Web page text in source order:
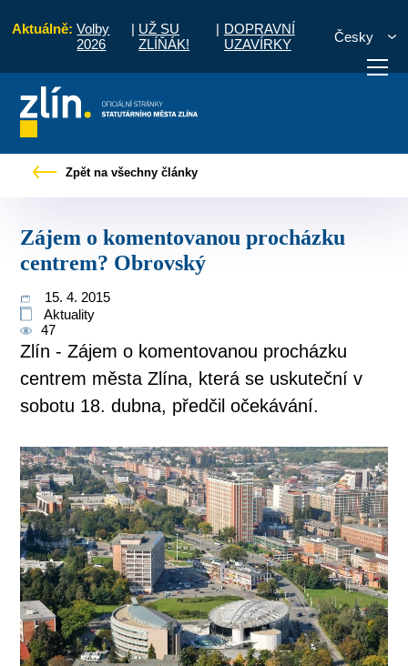
Aktuálně: Volby
2026
| UŽ SU
ZLÍŇÁK!
| DOPRAVNÍ
UZAVÍRKY
Česky
vyřídit Potřebuji zaplatit
Zpět na všechny články
Zájem o komentovanou procházku
centrem? Obrovský
15. 4. 2015
Aktuality
47
Zlín - Zájem o komentovanou procházku
centrem města Zlína, která se uskuteční v
sobotu 18. dubna, předčil očekávání.